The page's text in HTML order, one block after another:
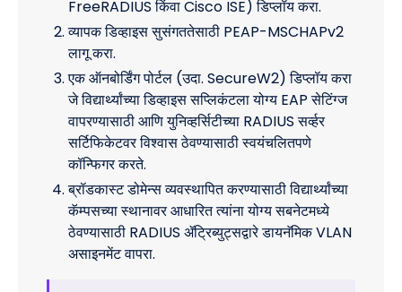
FreeRADIUS किंवा Cisco ISE) डिप्लॉय करा.
व्यापक डिव्हाइस सुसंगततेसाठी PEAP-MSCHAPv2
लागू करा.
एक ऑनबोर्डिंग पोर्टल (उदा. SecureW2) डिप्लॉय करा
जे विद्यार्थ्यांच्या डिव्हाइस सप्लिकंटला योग्य EAP सेटिंग्ज
वापरण्यासाठी आणि युनिव्हर्सिटीच्या RADIUS सर्व्हर
सर्टिफिकेटवर विश्वास ठेवण्यासाठी स्वयंचलितपणे
कॉन्फिगर करते.
ब्रॉडकास्ट डोमेन्स व्यवस्थापित करण्यासाठी विद्यार्थ्यांच्या
कॅम्पसच्या स्थानावर आधारित त्यांना योग्य सबनेटमध्ये
ठेवण्यासाठी RADIUS ॲट्रिब्युट्सद्वारे डायनॅमिक VLAN
असाइनमेंट वापरा.